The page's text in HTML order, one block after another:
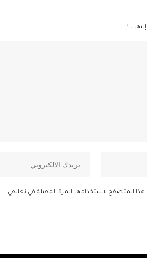
بـ *
هذا المتصفح لاستخدامها المرة المقبلة في تعليقي.